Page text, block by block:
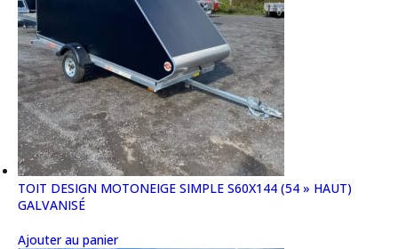
TOIT DESIGN MOTONEIGE SIMPLE S60X144 (54 » HAUT)
GALVANISÉ
Ajouter au panier